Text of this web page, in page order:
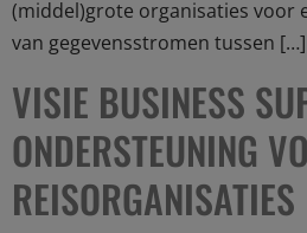
(middel)grote organisaties voor
van gegevensstromen tussen […]
VISIE BUSINESS
ONDERSTEUNING
REISORGANISATIES